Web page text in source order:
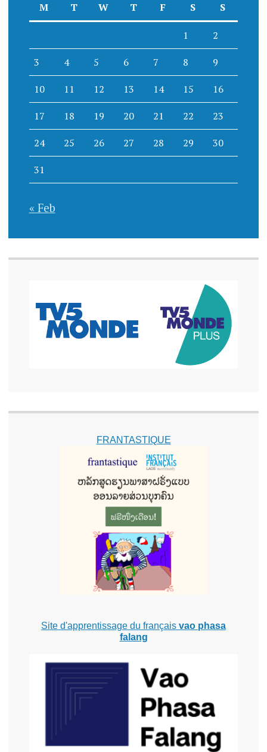
M
T W T F S S
1 2
3 4 5 6 7 8 9
10 11 12 13 14 15 16
17 18 19 20 21 22 23
24 25 26 27 28 29 30
31
« Feb
FRANTASTIQUE
Site d'apprentissage du français vao phasa
falang